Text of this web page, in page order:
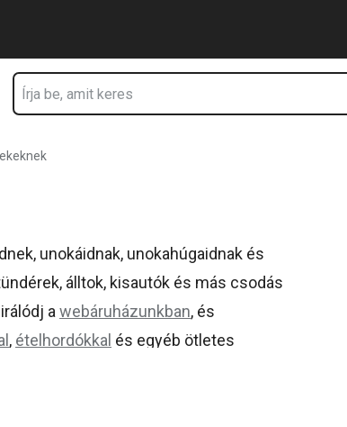
unokáidnak, unokahúgaidnak és
álltok, kisautók és más csodás
a webáruházunkban, és
, ételhordókkal és egyéb ötletes